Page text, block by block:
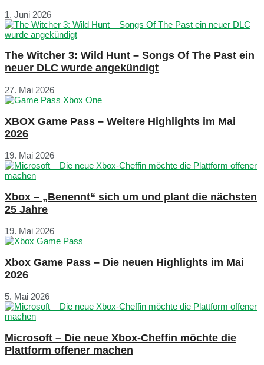
1. Juni 2026
The Witcher 3: Wild Hunt – Songs Of The Past ein
neuer DLC wurde angekündigt
27. Mai 2026
XBOX Game Pass – Weitere Highlights im Mai
2026
19. Mai 2026
Xbox – „Benennt“ sich um und plant die nächsten
25 Jahre
19. Mai 2026
Xbox Game Pass – Die neuen Highlights im Mai
2026
5. Mai 2026
Microsoft – Die neue Xbox-Cheffin möchte die
Plattform offener machen